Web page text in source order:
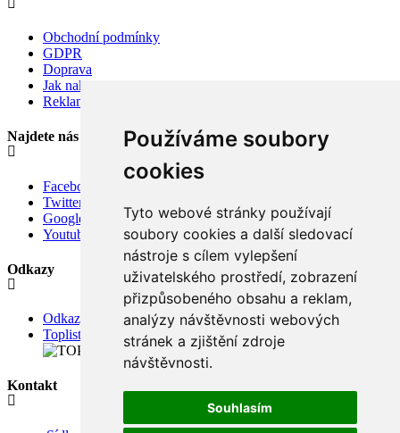
Používáme soubory
cookies
Tyto webové stránky používají
soubory cookies a další sledovací
nástroje s cílem vylepšení
uživatelského prostředí, zobrazení
přizpůsobeného obsahu a reklam,
analýzy návštěvnosti webových
stránek a zjištění zdroje
návštěvnosti.
Souhlasím
Obchodní podmínky
GDPR
Doprava
Jak nakupovat
Reklamace
Najdete nás
Facebook
Twitter
Google
Youtube
Odkazy
Odkazy
Toplist
Kontakt